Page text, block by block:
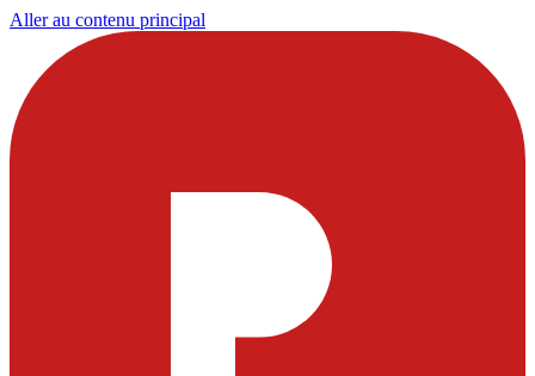
Aller au contenu principal